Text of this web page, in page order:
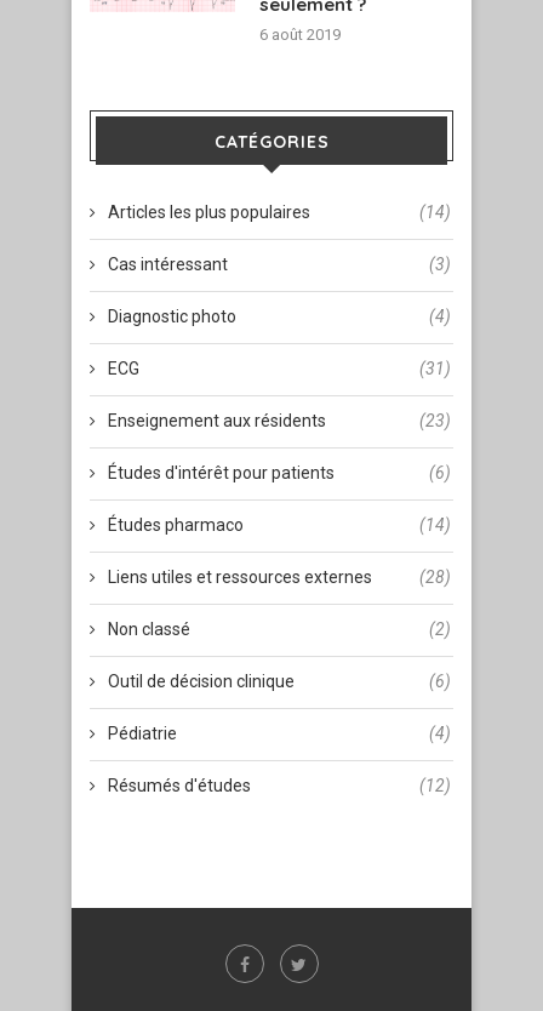
6 août 2019
CATÉGORIES
Articles les plus populaires (14)
Cas intéressant (3)
Diagnostic photo (4)
ECG (31)
Enseignement aux résidents (23)
Études d'intérêt pour patients (6)
Études pharmaco (14)
Liens utiles et ressources externes (28)
Non classé (2)
Outil de décision clinique (6)
Pédiatrie (4)
Résumés d'études (12)